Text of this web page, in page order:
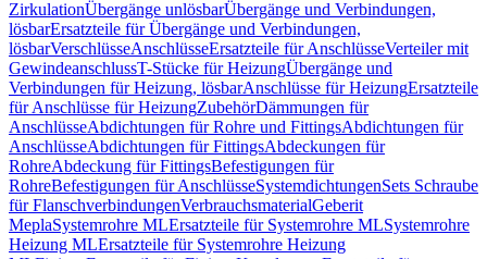
ZirkulationÜbergänge unlösbarÜbergänge und Verbindungen,
lösbarErsatzteile für Übergänge und Verbindungen,
lösbarVerschlüsseAnschlüsseErsatzteile für AnschlüsseVerteiler mit
GewindeanschlussT-Stücke für HeizungÜbergänge und
Verbindungen für Heizung, lösbarAnschlüsse für HeizungErsatzteile
für Anschlüsse für HeizungZubehörDämmungen für
AnschlüsseAbdichtungen für Rohre und FittingsAbdichtungen für
AnschlüsseAbdichtungen für FittingsAbdeckungen für
RohreAbdeckung für FittingsBefestigungen für
RohreBefestigungen für AnschlüsseSystemdichtungenSets Schraube
für FlanschverbindungenVerbrauchsmaterialGeberit
MeplaSystemrohre MLErsatzteile für Systemrohre MLSystemrohre
Heizung MLErsatzteile für Systemrohre Heizung